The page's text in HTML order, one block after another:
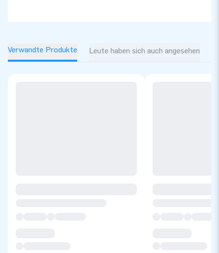
Verwandte Produkte Leute haben sich auch angesehen